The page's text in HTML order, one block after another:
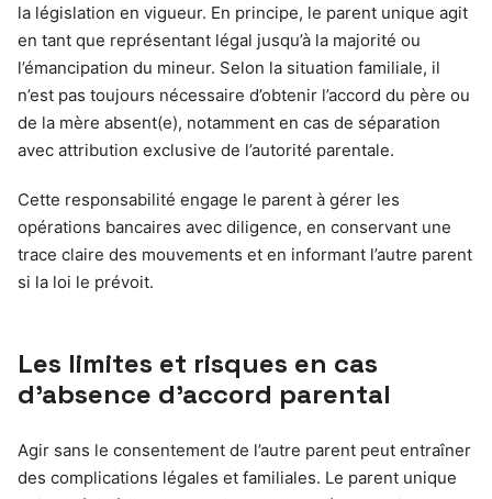
la législation en vigueur. En principe, le parent unique agit
en tant que représentant légal jusqu’à la majorité ou
l’émancipation du mineur. Selon la situation familiale, il
n’est pas toujours nécessaire d’obtenir l’accord du père ou
de la mère absent(e), notamment en cas de séparation
avec attribution exclusive de l’autorité parentale.
Cette responsabilité engage le parent à gérer les
opérations bancaires avec diligence, en conservant une
trace claire des mouvements et en informant l’autre parent
si la loi le prévoit.
Les limites et risques en cas
d’absence d’accord parental
Agir sans le consentement de l’autre parent peut entraîner
des complications légales et familiales. Le parent unique